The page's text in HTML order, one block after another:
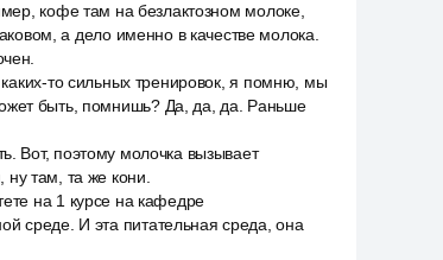
кофе там на безлактозном молоке,
а дело именно в качестве молока.
то сильных тренировок, я помню, мы
быть, помнишь? Да, да, да. Раньше
Вот, поэтому молочка вызывает
там, та же кони.
на 1 курсе на кафедре
среде. И эта питательная среда, она